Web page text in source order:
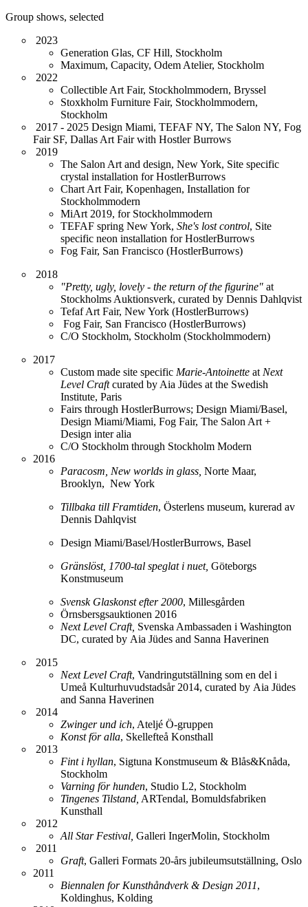
Group shows, selected
2023
Generation Glas, CF Hill, Stockholm
Maximum, Capacity, Odem Atelier, Stockholm
2022
Collectible Art Fair, Stockholmmodern, Bryssel
Stoxkholm Furniture Fair, Stockholmmodern,
Stockholm
2017 - 2025 Design Miami, TEFAF NY, The Salon NY, Fog
Fair SF, Dallas Art Fair with Hostler Burrows
2019
The Salon Art and design, New York, Site specific
crystal installation for HostlerBurrows
Chart Art Fair, Kopenhagen, Installation for
Stockholmmodern
MiArt 2019, for Stockholmmodern
TEFAF spring New York, She's lost control, Site
specific neon installation for HostlerBurrows
Fog Fair, San Francisco (HostlerBurrows)
2018
"Pretty, ugly, lovely - the return of the figurine" at
Stockholms Auktionsverk, curated by Dennis Dahlqvist
Tefaf Art Fair, New York (HostlerBurrows)
Fog Fair, San Francisco (HostlerBurrows)
C/O Stockholm, Stockholm (Stockholmmodern)
2017
Custom made site specific Marie-Antoinette at Next
Level Craftcurated by Aia Jüdes at the Swedish
Institute, Paris
Fairs through HostlerBurrows; Design Miami/Basel,
Design Miami/Miami, Fog Fair, The Salon Art +
Design inter alia
C/O Stockholm through Stockholm Modern
2016
Paracosm, New worlds in glass, Norte Maar,
Brooklyn, New York
Tillbaka till Framtiden, Österlens museum, kurerad av
Dennis Dahlqvist
Design Miami/Basel/HostlerBurrows, Basel
Gränslöst, 1700-tal speglat i nuet, Göteborgs
Konstmuseum
Svensk Glaskonst efter 2000, Millesgården
Örnsbersgsauktionen 2016
Next Level Craft, Svenska Ambassaden i Washington
DC, curated by Aia Jüdes and Sanna Haverinen
2015
Next Level Craft, Vandringutställning som en del i
Umeå Kulturhuvudstadsår 2014, curated by Aia Jüdes
and Sanna Haverinen
2014
Zwinger und ich, Ateljé Ö-gruppen
Konst för alla, Skellefteå Konsthall
2013
Fint i hyllan, Sigtuna Konstmuseum & Blås&Knåda,
Stockholm
Varning för hunden, Studio L2, Stockholm
Tingenes Tilstand, ARTendal, Bomuldsfabriken
Kunsthall
2012
All Star Festival, Galleri IngerMolin, Stockholm
2011
Graft, Galleri Formats 20-års jubileumsutställning, Oslo
2011
Biennalen for Kunsthåndverk & Design 2011,
Koldinghus, Kolding